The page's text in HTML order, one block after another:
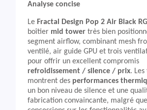
Analyse concise
Le Fractal Design Pop 2 Air Black
boîtier mid tower très bien
segment airflow, combinant mesh
ventilé, air guide GPU et trois
pour offrir un excellent compromis
refroidissement / silence / prix. Les
montrent des performances
un bon niveau de silence et une
fabrication convaincante, malgré